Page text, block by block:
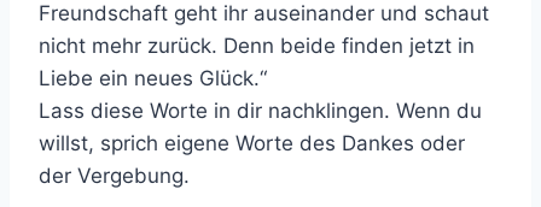
Freundschaft geht ihr auseinander und schaut
nicht mehr zurück. Denn beide finden jetzt in
Liebe ein neues Glück.“
Lass diese Worte in dir nachklingen. Wenn du
willst, sprich eigene Worte des Dankes oder
der Vergebung.